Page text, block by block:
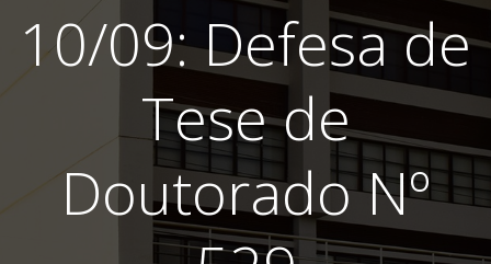
10/09: Defesa de
Tese de
Doutorado Nº